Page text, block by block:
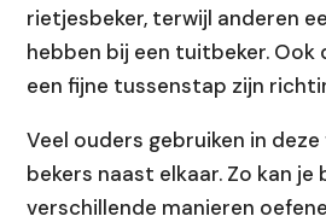
rietjesbeker, terwijl anderen
hebben bij een tuitbeker. Ook
een fijne tussenstap zijn
Veel ouders gebruiken in
bekers naast elkaar. Zo kan je
verschillende manieren